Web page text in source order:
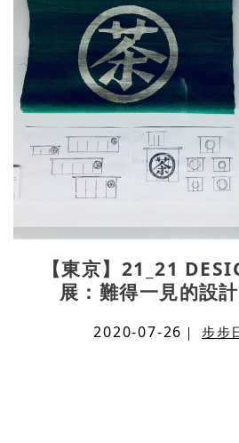
【東京】21_21
展：難得一見的設
2020-07-26 ｜ 步步